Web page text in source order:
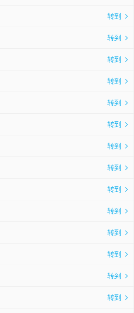
转到 
转到 
转到 
转到 
转到 
转到 
转到 
转到 
转到 
转到 
转到 
转到 
转到 
转到 